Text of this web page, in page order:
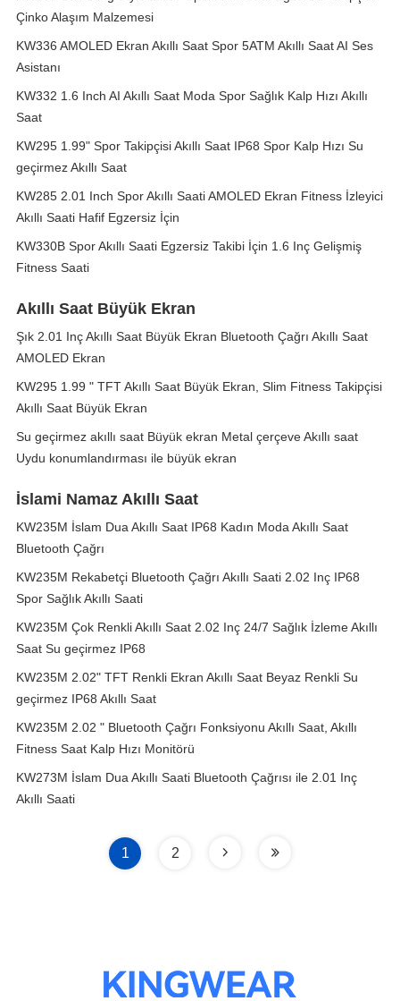
Çinko Alaşım Malzemesi
KW336 AMOLED Ekran Akıllı Saat Spor 5ATM Akıllı Saat AI Ses
Asistanı
KW332 1.6 Inch AI Akıllı Saat Moda Spor Sağlık Kalp Hızı Akıllı
Saat
KW295 1.99" Spor Takipçisi Akıllı Saat IP68 Spor Kalp Hızı Su
geçirmez Akıllı Saat
KW285 2.01 Inch Spor Akıllı Saati AMOLED Ekran Fitness İzleyici
Akıllı Saati Hafif Egzersiz İçin
KW330B Spor Akıllı Saati Egzersiz Takibi İçin 1.6 Inç Gelişmiş
Fitness Saati
Akıllı Saat Büyük Ekran
Şık 2.01 Inç Akıllı Saat Büyük Ekran Bluetooth Çağrı Akıllı Saat
AMOLED Ekran
KW295 1.99 " TFT Akıllı Saat Büyük Ekran, Slim Fitness Takipçisi
Akıllı Saat Büyük Ekran
Su geçirmez akıllı saat Büyük ekran Metal çerçeve Akıllı saat
Uydu konumlandırması ile büyük ekran
İslami Namaz Akıllı Saat
KW235M İslam Dua Akıllı Saat IP68 Kadın Moda Akıllı Saat
Bluetooth Çağrı
KW235M Rekabetçi Bluetooth Çağrı Akıllı Saati 2.02 Inç IP68
Spor Sağlık Akıllı Saati
KW235M Çok Renkli Akıllı Saat 2.02 Inç 24/7 Sağlık İzleme Akıllı
Saat Su geçirmez IP68
KW235M 2.02" TFT Renkli Ekran Akıllı Saat Beyaz Renkli Su
geçirmez IP68 Akıllı Saat
KW235M 2.02 " Bluetooth Çağrı Fonksiyonu Akıllı Saat, Akıllı
Fitness Saat Kalp Hızı Monitörü
KW273M İslam Dua Akıllı Saati Bluetooth Çağrısı ile 2.01 Inç
Akıllı Saati
1 2